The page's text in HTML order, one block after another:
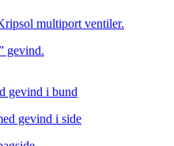
multiport ventiler.
gevind.
gevind i bund
gevind i side